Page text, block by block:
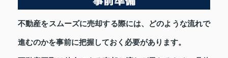
不動産をスムーズに売却する際には、どのような流れで
進むのかを事前に把握しておく必要があります。